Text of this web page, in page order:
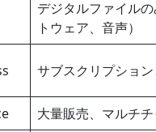
デジタルファイル
トウェア、音声）
サブスクリプショ
大量販売、マルチ